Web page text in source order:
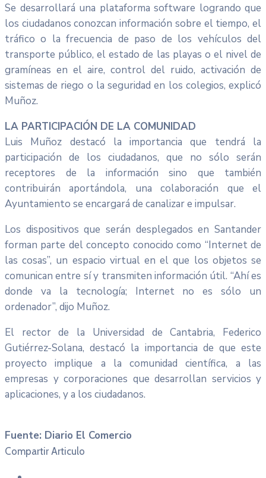
Se desarrollará una plataforma software logrando que
los ciudadanos conozcan información sobre el tiempo, el
tráfico o la frecuencia de paso de los vehículos del
transporte público, el estado de las playas o el nivel de
gramíneas en el aire, control del ruido, activación de
sistemas de riego o la seguridad en los colegios, explicó
Muñoz.
LA PARTICIPACIÓN DE LA COMUNIDAD
Luis Muñoz destacó la importancia que tendrá la
participación de los ciudadanos, que no sólo serán
receptores de la información sino que también
contribuirán aportándola, una colaboración que el
Ayuntamiento se encargará de canalizar e impulsar.
Los dispositivos que serán desplegados en Santander
forman parte del concepto conocido como “Internet de
las cosas”, un espacio virtual en el que los objetos se
comunican entre sí y transmiten información útil. “Ahí es
donde va la tecnología; Internet no es sólo un
ordenador”, dijo Muñoz.
El rector de la Universidad de Cantabria, Federico
Gutiérrez-Solana, destacó la importancia de que este
proyecto implique a la comunidad científica, a las
empresas y corporaciones que desarrollan servicios y
aplicaciones, y a los ciudadanos.
Fuente: Diario El Comercio
Compartir Articulo